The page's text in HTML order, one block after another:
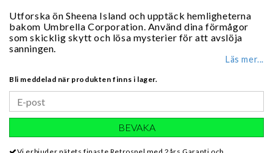
Utforska ön Sheena Island och upptäck hemligheterna
bakom Umbrella Corporation. Använd dina förmågor
som skicklig skytt och lösa mysterier för att avslöja
sanningen.
Läs mer...
Bli meddelad när produkten finns i lager.
BEVAKA